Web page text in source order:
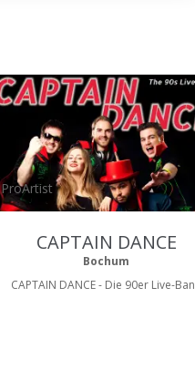
ProArtist
CAPTAIN DANCE
Bochum
CAPTAIN DANCE - Die 90er Live-